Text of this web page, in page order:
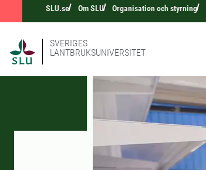
SLU.se Om SLU Organisation och styrning
SVERIGES
LANTBRUKSUNIVERSITET